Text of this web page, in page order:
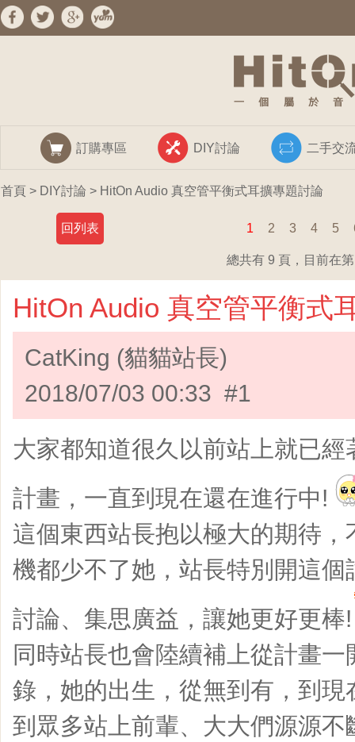
訂購專區 DIY討論 二手交
首頁 > DIY討論 > HitOn Audio 真空管平衡式耳擴專題討論
回列表 1 2 3 4 5
總共有 9 頁，目前在
HitOn Audio 真空管平衡式
CatKing (貓貓站長)
2018/07/03 00:33 #1
大家都知道很久以前站上就已
計畫，一直到現在還在進行中!
這個東西站長抱以極大的期待
機都少不了她，站長特別開這
討論、集思廣益，讓她更好更棒!
同時站長也會陸續補上從計畫
錄，她的出生，從無到有，到
到眾多站上前輩、大大們源源